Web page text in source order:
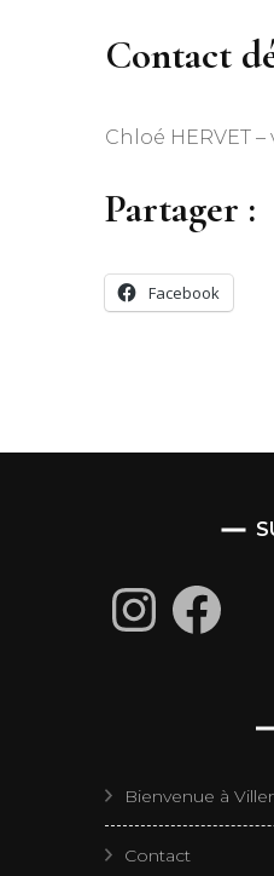
Contact
Chloé HERVET
Partager :
Facebook
InstagramFacebook
Bienvenue à
Contact